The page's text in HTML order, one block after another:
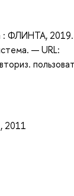
: ФЛИНТА,
— URL:
2011